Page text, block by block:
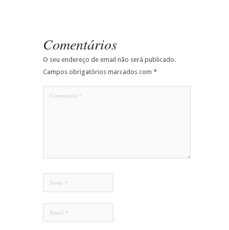
Comentários
O seu endereço de email não será publicado.
Campos obrigatórios marcados com *